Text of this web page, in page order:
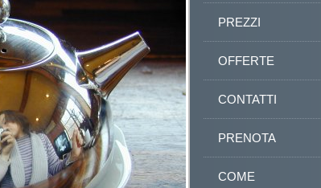
PREZZI
OFFERTE
CONTATTI
PRENOTA
COME